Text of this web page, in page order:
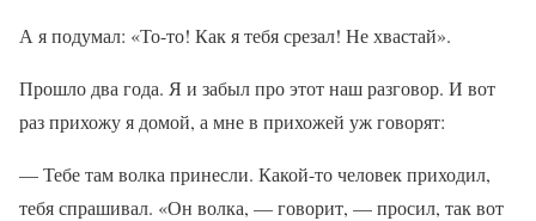
А я подумал: «То-то! Как я тебя срезал! Не хвастай».
Прошло два года. Я и забыл про этот наш разговор. И вот
раз прихожу я домой, а мне в прихожей уж говорят:
— Тебе там волка принесли. Какой-то человек приходил,
тебя спрашивал. «Он волка, — говорит, — просил, так вот